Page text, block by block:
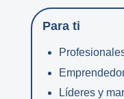
Para ti
Líderes y